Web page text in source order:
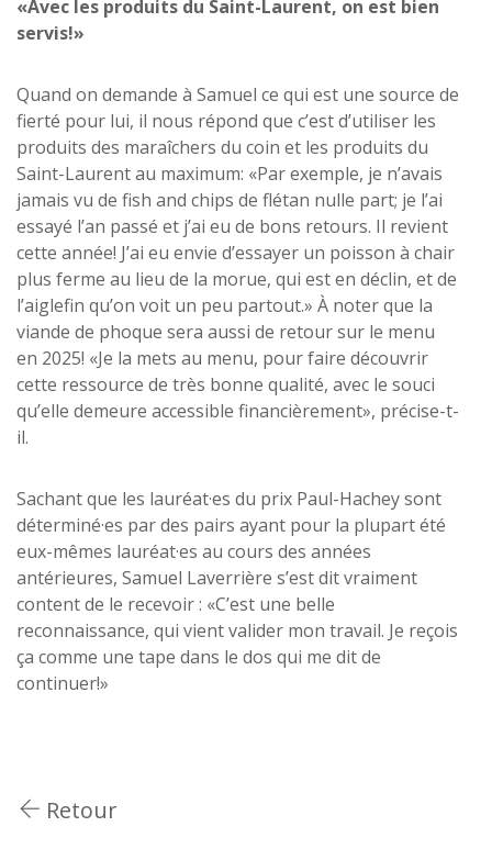
«Avec les produits du Saint-Laurent, on est bien
servis!»
Quand on demande à Samuel ce qui est une source de
fierté pour lui, il nous répond que c’est d’utiliser les
produits des maraîchers du coin et les produits du
Saint-Laurent au maximum: «Par exemple, je n’avais
jamais vu de fish and chips de flétan nulle part; je l’ai
essayé l’an passé et j’ai eu de bons retours. Il revient
cette année! J’ai eu envie d’essayer un poisson à chair
plus ferme au lieu de la morue, qui est en déclin, et de
l’aiglefin qu’on voit un peu partout.» À noter que la
viande de phoque sera aussi de retour sur le menu
en 2025! «Je la mets au menu, pour faire découvrir
cette ressource de très bonne qualité, avec le souci
qu’elle demeure accessible financièrement», précise-t-
il.
Sachant que les lauréat·es du prix Paul-Hachey sont
déterminé·es par des pairs ayant pour la plupart été
eux-mêmes lauréat·es au cours des années
antérieures, Samuel Laverrière s’est dit vraiment
content de le recevoir : «C’est une belle
reconnaissance, qui vient valider mon travail. Je reçois
ça comme une tape dans le dos qui me dit de
continuer!»
Retour